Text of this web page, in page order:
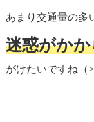
あまり交通量の多
迷惑がか
がけたいですね（